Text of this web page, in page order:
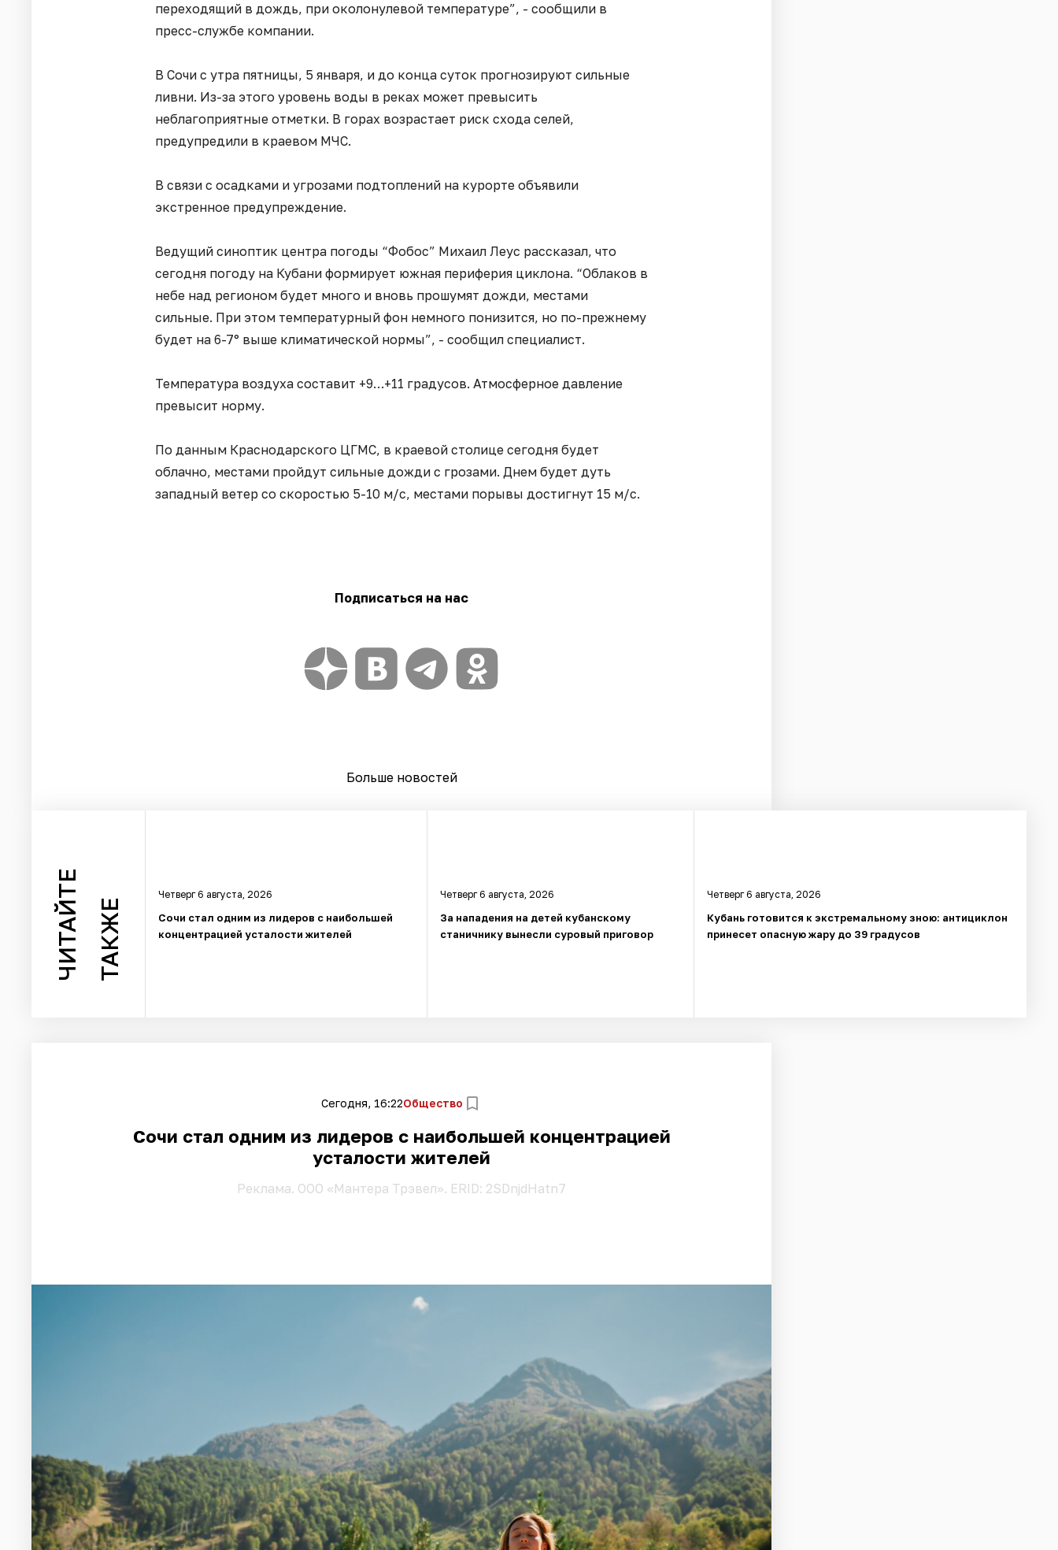
переходящий в дождь, при околонулевой температуре”, - сообщили в
пресс-службе компании.
В Сочи с утра пятницы, 5 января, и до конца суток прогнозируют сильные
ливни. Из-за этого уровень воды в реках может превысить
неблагоприятные отметки. В горах возрастает риск схода селей,
предупредили в краевом МЧС.
В связи с осадками и угрозами подтоплений на курорте объявили
экстренное предупреждение.
Ведущий синоптик центра погоды “Фобос” Михаил Леус рассказал, что
сегодня погоду на Кубани формирует южная периферия циклона. “Облаков в
небе над регионом будет много и вновь прошумят дожди, местами
сильные. При этом температурный фон немного понизится, но по-прежнему
будет на 6-7° выше климатической нормы”, - сообщил специалист.
Температура воздуха составит +9…+11 градусов. Атмосферное давление
превысит норму.
По данным Краснодарского ЦГМС, в краевой столице сегодня будет
облачно, местами пройдут сильные дожди с грозами. Днем будет дуть
западный ветер со скоростью 5-10 м/с, местами порывы достигнут 15 м/с.
Подписаться на нас
Больше новостей
ЧИТАЙТЕ ТАКЖЕ
Четверг 6 августа, 2026
Сочи стал одним из лидеров с наибольшей
концентрацией усталости жителей
Четверг 6 августа, 2026
За нападения на детей кубанскому
станичнику вынесли суровый приговор
Четверг 6 августа, 2026
Кубань готовится к экстремальному зною: антициклон
принесет опасную жару до 39 градусов
Сегодня, 16:22Общество
Сочи стал одним из лидеров с наибольшей концентрацией
усталости жителей
Pеклама. ООО «Мантера Трэвел». ERID: 2SDnjdHatn7